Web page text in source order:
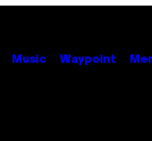
Music Waypoint